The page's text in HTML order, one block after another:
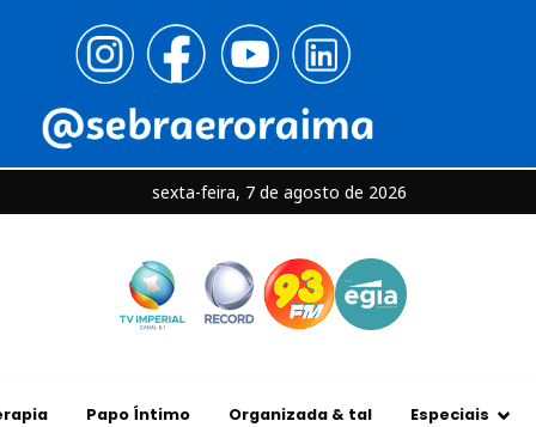
sexta-feira, 7 de agosto de 2026
Papo Íntimo Organizada & tal Especiais